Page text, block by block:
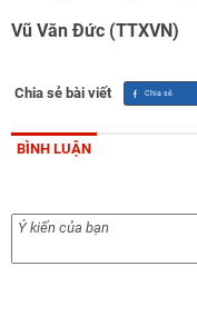
Vũ Văn Đức (TTXVN)
Chia sẻ bài viết
BÌNH LUẬN